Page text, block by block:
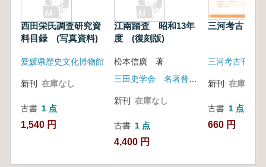
西田栄氏調査研究資
料目録 (写真資料)
愛媛県歴史文化博物館
新刊 在庫なし
古書 1 点
1,540 円
江南踏査 昭和13年
度 (復刻版)
松本信廣 著
新刊 在庫なし
古書 1 点
4,400 円
三河考古 第
三河考古刊行会
新刊 在庫なし
古書 1 点
660 円